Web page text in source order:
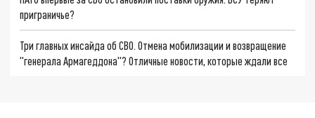
приграничье?
Три главных инсайда об СВО. Отмена мобилизации и возвращение
"генерала Армагеддона"? Отличные новости, которые ждали все